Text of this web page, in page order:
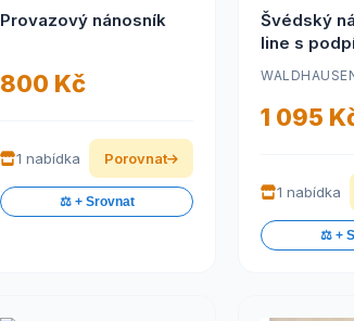
Provazový nánosník
800 Kč
1 nabídka Porovnat
⚖️ + Srovnat
Švédský
line s
(Nejvyšší
1 095
1 nabídka
⚖️ +